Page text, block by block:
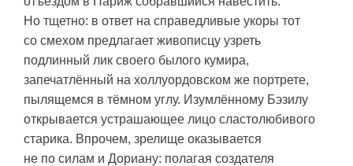
Но тщетно: в ответ на справедливые укоры тот
со смехом предлагает живописцу узреть
подлинный лик своего былого кумира,
запечатлённый на холлуордовском же портрете,
пылящемся в тёмном углу. Изумлённому Бэзилу
открывается устрашающее лицо сластолюбивого
старика. Впрочем, зрелище оказывается
не по силам и Дориану: полагая создателя